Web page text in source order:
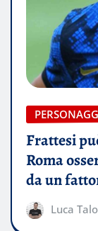
Frattesi
Roma
da un
Luca